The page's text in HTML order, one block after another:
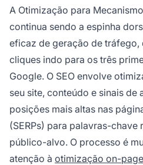
A Otimização para
continua sendo a espinha
eficaz de geração de tráfego,
cliques indo para os três
Google. O SEO envolve
seu site, conteúdo e sinais
posições mais altas nas
(SERPs) para palavras-chave
público-alvo. O processo é
atenção à otimização on-page